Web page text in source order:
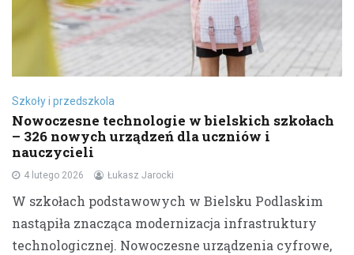
Szkoły i przedszkola
Nowoczesne technologie w bielskich szkołach
– 326 nowych urządzeń dla uczniów i
nauczycieli
4 lutego 2026 Łukasz Jarocki
W szkołach podstawowych w Bielsku Podlaskim
nastąpiła znacząca modernizacja infrastruktury
technologicznej. Nowoczesne urządzenia cyfrowe,